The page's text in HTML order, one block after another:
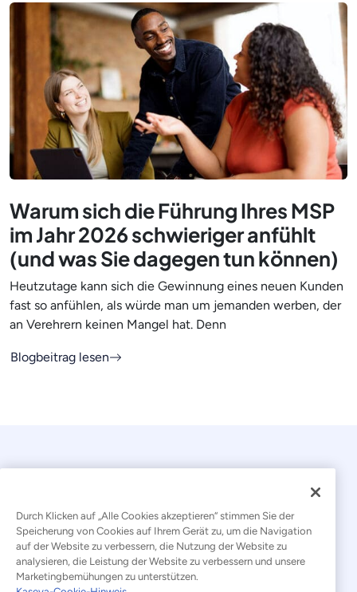
Warum sich die Führung Ihres MSP
im Jahr 2026 schwieriger anfühlt
(und was Sie dagegen tun können)
Heutzutage kann sich die Gewinnung eines neuen Kunden
fast so anfühlen, als würde man um jemanden werben, der
an Verehrern keinen Mangel hat. Denn
Blogbeitrag lesen
© 2026 Kaseya. Alle Rechte vorbehalten.
Deutsch
Durch Klicken auf „Alle Cookies akzeptieren“ stimmen Sie der
Speicherung von Cookies auf Ihrem Gerät zu, um die Navigation
auf der Website zu verbessern, die Nutzung der Website zu
analysieren, die Leistung der Website zu verbessern und unsere
Marketingbemühungen zu unterstützen.